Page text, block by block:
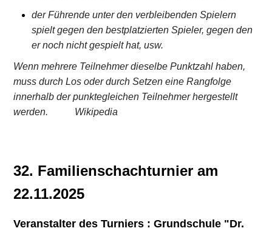
der Führende unter den verbleibenden Spielern
spielt gegen den bestplatzierten Spieler, gegen den
er noch nicht gespielt hat, usw.
Wenn mehrere Teilnehmer dieselbe Punktzahl haben,
muss durch Los oder durch Setzen eine Rangfolge
innerhalb der punktegleichen Teilnehmer hergestellt
werden. Wikipedia
32. Familienschachturnier am
22.11.2025
Veranstalter des Turniers : Grundschule "Dr.